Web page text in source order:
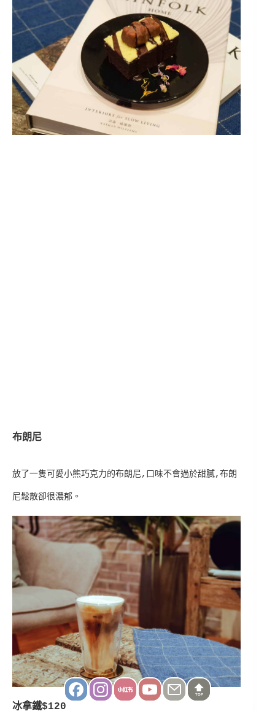
布朗尼
放了一隻可愛小熊巧克力的布朗尼,口味不會過於甜膩,布朗
尼鬆散卻很濃郁。
冰拿鐵$120
TOP